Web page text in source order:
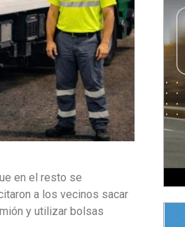
en el resto se
a los vecinos sacar
y utilizar bolsas